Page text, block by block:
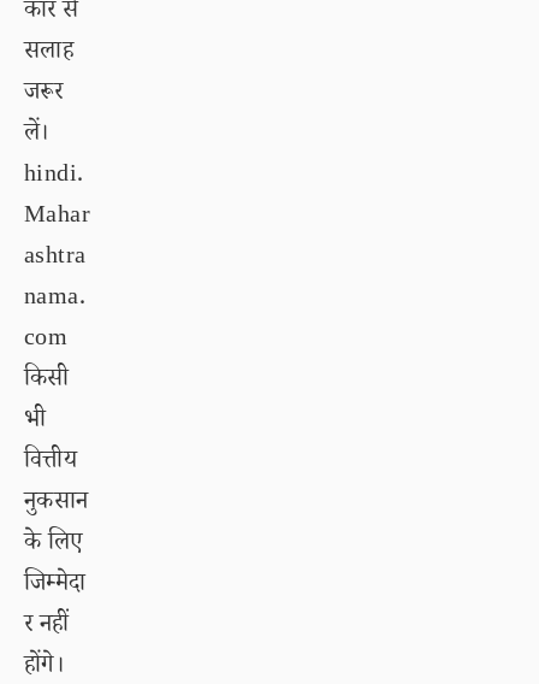
कार से
सलाह
जरूर
लें।
hindi.
Mahar
ashtra
nama.
com
किसी
भी
वित्तीय
नुकसान
के लिए
जिम्मेदा
र नहीं
होंगे।